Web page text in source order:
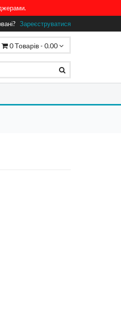
Зареєструватися
0Товарів - 0.00